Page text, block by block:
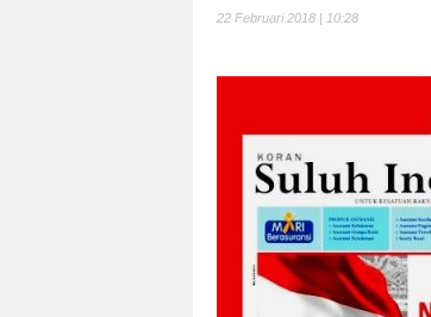
22 Februari 2018 | 10:28